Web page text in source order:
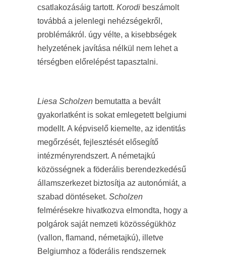
csatlakozásáig tartott. Korodi beszámolt
továbbá a jelenlegi nehézségekről,
problémákról. úgy vélte, a kisebbségek
helyzetének javítása nélkül nem lehet a
térségben előrelépést tapasztalni.
Liesa Scholzen bemutatta a bevált
gyakorlatként is sokat emlegetett belgiumi
modellt. A képviselő kiemelte, az identitás
megőrzését, fejlesztését elősegítő
intézményrendszert. A németajkú
közösségnek a föderális berendezkedésű
államszerkezet biztosítja az autonómiát, a
szabad döntéseket. Scholzen
felmérésekre hivatkozva elmondta, hogy a
polgárok saját nemzeti közösségükhöz
(vallon, flamand, németajkú), illetve
Belgiumhoz a föderális rendszernek